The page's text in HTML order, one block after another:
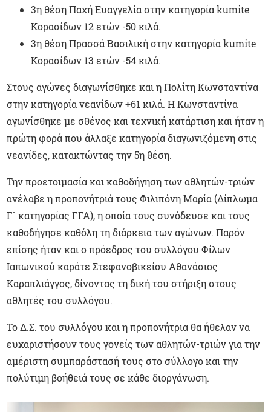
3η θέση Παχή Ευαγγελία στην κατηγορία kumite
Κορασίδων 12 ετών -50 κιλά.
3η θέση Πρασσά Βασιλική στην κατηγορία kumite
Κορασίδων 13 ετών -54 κιλά.
Στους αγώνες διαγωνίσθηκε και η Πολίτη Κωνσταντίνα
στην κατηγορία νεανίδων +61 κιλά. Η Κωνσταντίνα
αγωνίσθηκε με σθένος και τεχνική κατάρτιση και ήταν η
πρώτη φορά που άλλαξε κατηγορία διαγωνιζόμενη στις
νεανίδες, κατακτώντας την 5η θέση.
Την προετοιμασία και καθοδήγηση των αθλητών-τριών
ανέλαβε η προπονήτριά τους Φιλιπόνη Μαρία (Δίπλωμα
Γ` κατηγορίας ΓΓΑ), η οποία τους συνόδευσε και τους
καθοδήγησε καθόλη τη διάρκεια των αγώνων. Παρόν
επίσης ήταν και ο πρόεδρος του συλλόγου Φίλων
Ιαπωνικού καράτε Στεφανοβικείου Αθανάσιος
Καραπλιάγγος, δίνοντας τη δική του στήριξη στους
αθλητές του συλλόγου.
Το Δ.Σ. του συλλόγου και η προπονήτρια θα ήθελαν να
ευχαριστήσουν τους γονείς των αθλητών-τριών για την
αμέριστη συμπαράστασή τους στο σύλλογο και την
πολύτιμη βοήθειά τους σε κάθε διοργάνωση.